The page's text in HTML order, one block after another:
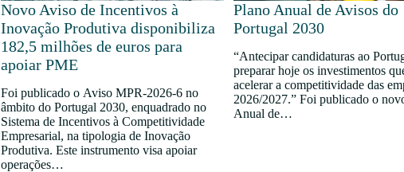
Novo Aviso de Incentivos à
Inovação Produtiva disponibiliza
182,5 milhões de euros para
apoiar PME
Foi publicado o Aviso MPR-2026-6 no
âmbito do Portugal 2030, enquadrado no
Sistema de Incentivos à Competitividade
Empresarial, na tipologia de Inovação
Produtiva. Este instrumento visa apoiar
operações…
Plano Anual de Avisos do
Portugal 2030
“Antecipar candidaturas ao
preparar hoje os investimentos
acelerar a competitividade das
2026/2027.” Foi publicado o
Anual de…